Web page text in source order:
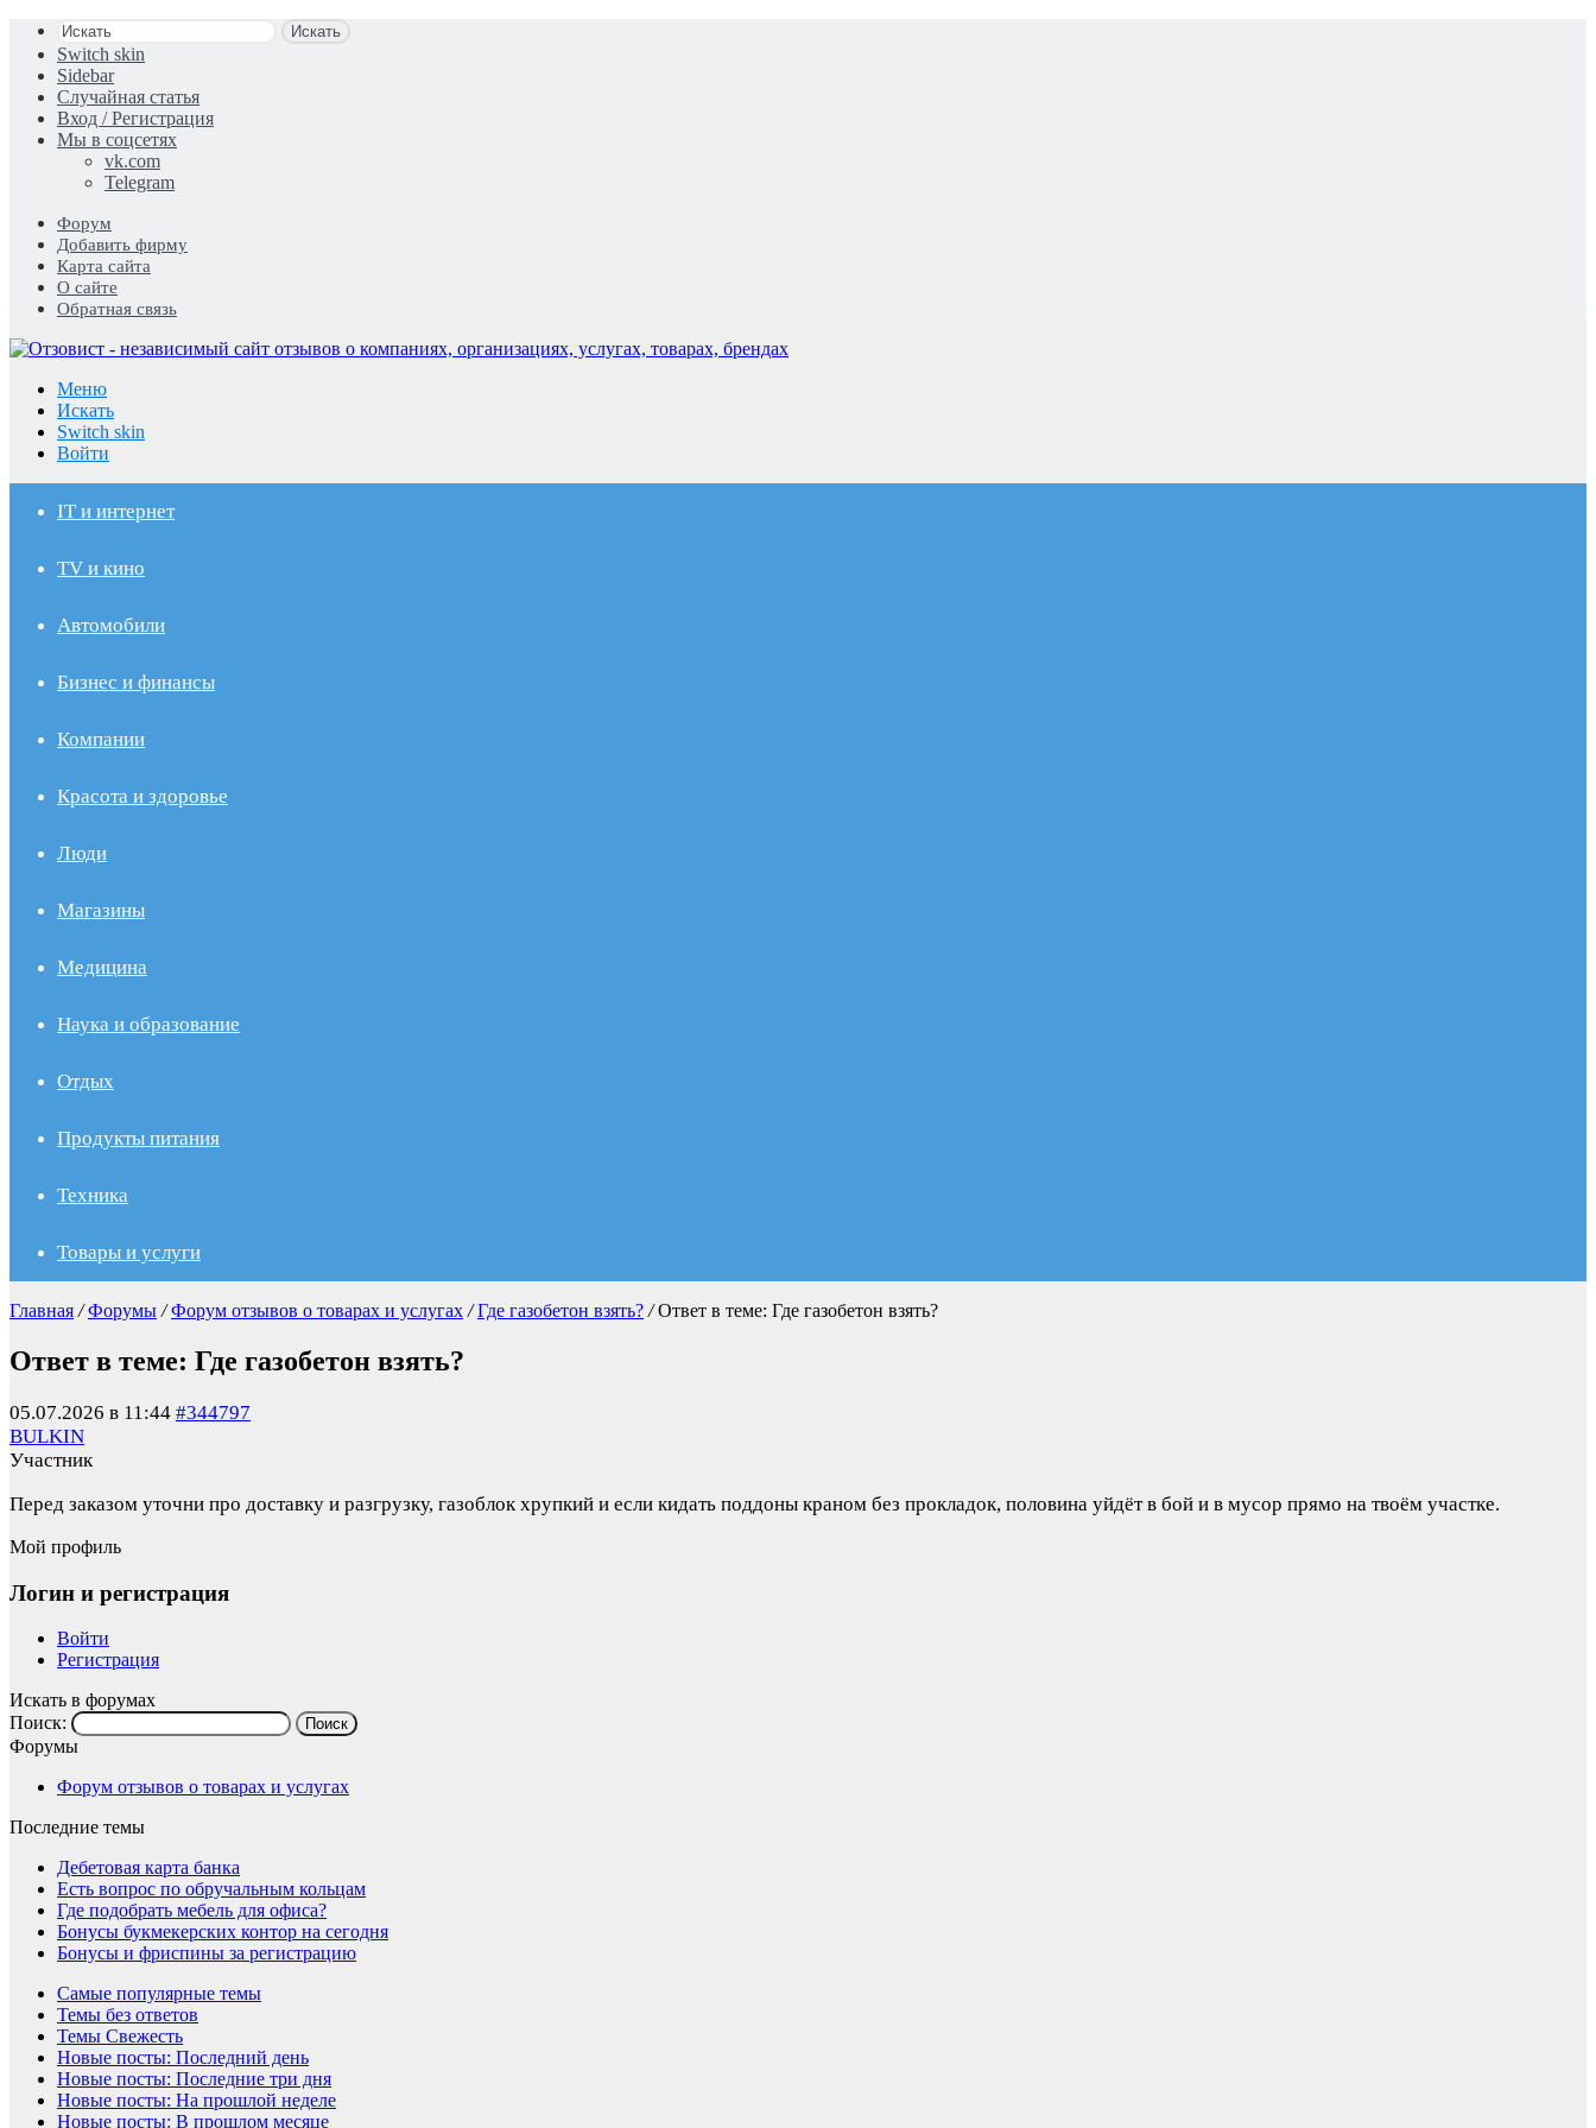
Искать
Switch skin
Sidebar
Случайная статья
Вход / Регистрация
Мы в соцсетях
vk.com
Telegram
Форум
Добавить фирму
Карта сайта
О сайте
Обратная связь
Меню
Искать
Switch skin
Войти
IT и интернет
TV и кино
Автомобили
Бизнес и финансы
Компании
Красота и здоровье
Люди
Магазины
Медицина
Наука и образование
Отдых
Продукты питания
Техника
Товары и услуги
Главная / Форумы / Форум отзывов о товарах и услугах / Где газобетон взять? / Ответ в теме: Где газобетон взять?
Ответ в теме: Где газобетон взять?
05.07.2026 в 11:44 #344797
BULKIN
Участник
Перед заказом уточни про доставку и разгрузку, газоблок хрупкий и если кидать поддоны краном без прокладок, половина уйдёт в бой и в мусор прямо на твоём участке.
Мой профиль
Логин и регистрация
Войти
Регистрация
Искать в форумах
Поиск:
Форумы
Форум отзывов о товарах и услугах
Последние темы
Дебетовая карта банка
Есть вопрос по обручальным кольцам
Где подобрать мебель для офиса?
Бонусы букмекерских контор на сегодня
Бонусы и фриспины за регистрацию
Самые популярные темы
Темы без ответов
Темы Свежесть
Новые посты: Последний день
Новые посты: Последние три дня
Новые посты: На прошлой неделе
Новые посты: В прошлом месяце